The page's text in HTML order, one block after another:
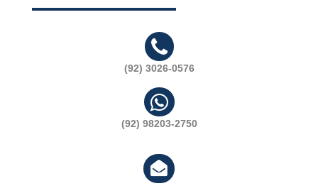
(92) 3026-0576
(92) 98203-2750